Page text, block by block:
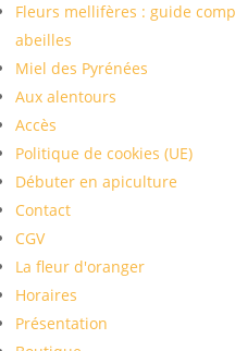
Fleurs mellifères : guide
abeilles
Miel des Pyrénées
Aux alentours
Accès
Politique de cookies (UE)
Débuter en apiculture
Contact
CGV
La fleur d'oranger
Horaires
Présentation